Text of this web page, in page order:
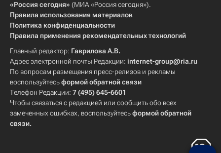
«Россия сегодня» (МИА «Россия сегодня»).
Правила использования материалов
Политика конфиденциальности
Правила применения рекомендательных технологий
Главный редактор: Гаврилова А.В.
Адрес электронной почты Редакции: internet-group@ria.ru
По вопросам размещения пресс-релизов и рекламы
воспользуйтесьформой обратной связи
Телефон Редакции: 7 (495) 645-6601
Чтобы связаться с редакцией или сообщить обо всех
замеченных ошибках, воспользуйтесьформой обратной
связи.